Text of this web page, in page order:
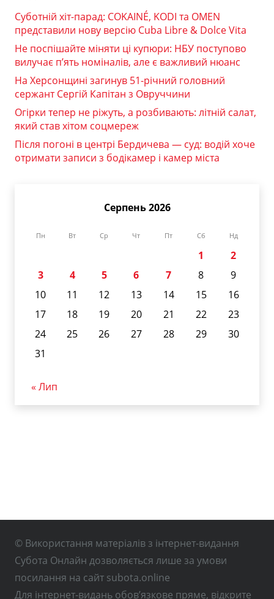
Суботній хіт-парад: COKAINÉ, KODI та OMEN
представили нову версію Cuba Libre & Dolce Vita
Не поспішайте міняти ці купюри: НБУ поступово
вилучає п’ять номіналів, але є важливий нюанс
На Херсонщині загинув 51-річний головний
сержант Сергій Капітан з Овруччини
Огірки тепер не ріжуть, а розбивають: літній салат,
який став хітом соцмереж
Після погоні в центрі Бердичева — суд: водій хоче
отримати записи з бодікамер і камер міста
Серпень 2026
Пн Вт Ср Чт Пт Сб Нд
1
2
3
4 5 6 7 8
9
10
11 12 13 14 15
16
17
18 19 20 21 22
23
24
25 26 27 28 29
30
31
« Лип
© Використання матеріалів з інтернет-видання
Субота Онлайн дозволяється лише за умови
посилання на сайт subota.online
Для інтернет-видань обов’язкове пряме, відкрите